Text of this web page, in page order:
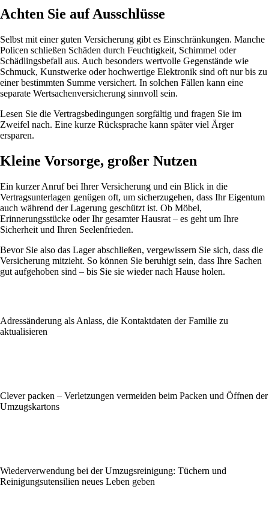
Achten Sie auf Ausschlüsse
Selbst mit einer guten Versicherung gibt es Einschränkungen. Manche
Policen schließen Schäden durch Feuchtigkeit, Schimmel oder
Schädlingsbefall aus. Auch besonders wertvolle Gegenstände wie
Schmuck, Kunstwerke oder hochwertige Elektronik sind oft nur bis zu
einer bestimmten Summe versichert. In solchen Fällen kann eine
separate Wertsachenversicherung sinnvoll sein.
Lesen Sie die Vertragsbedingungen sorgfältig und fragen Sie im
Zweifel nach. Eine kurze Rücksprache kann später viel Ärger
ersparen.
Kleine Vorsorge, großer Nutzen
Ein kurzer Anruf bei Ihrer Versicherung und ein Blick in die
Vertragsunterlagen genügen oft, um sicherzugehen, dass Ihr Eigentum
auch während der Lagerung geschützt ist. Ob Möbel,
Erinnerungsstücke oder Ihr gesamter Hausrat – es geht um Ihre
Sicherheit und Ihren Seelenfrieden.
Bevor Sie also das Lager abschließen, vergewissern Sie sich, dass die
Versicherung mitzieht. So können Sie beruhigt sein, dass Ihre Sachen
gut aufgehoben sind – bis Sie sie wieder nach Hause holen.
Adressänderung als Anlass, die Kontaktdaten der Familie zu
aktualisieren
Clever packen – Verletzungen vermeiden beim Packen und Öffnen der
Umzugskartons
Wiederverwendung bei der Umzugsreinigung: Tüchern und
Reinigungsutensilien neues Leben geben